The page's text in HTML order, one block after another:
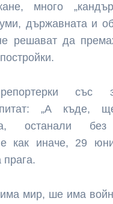
много
държавната и
решават да
със
„А къде,
останали без
как иначе, 29
прага.
мир, ше има